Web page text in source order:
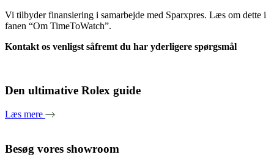
Vi tilbyder finansiering i samarbejde med Sparxpres. Læs om dette i
fanen “Om TimeToWatch”.
Kontakt os venligst såfremt du har yderligere spørgsmål
Den ultimative Rolex guide
Læs mere
Besøg vores showroom